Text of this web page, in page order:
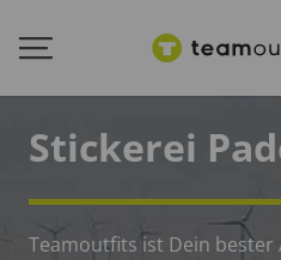
Stickerei
Teamoutfits ist Dein